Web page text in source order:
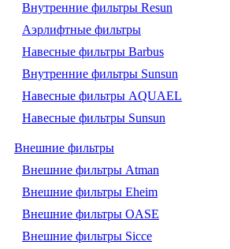
Внутренние фильтры Resun
Аэрлифтные фильтры
Навесные фильтры Barbus
Внутренние фильтры Sunsun
Навесные фильтры AQUAEL
Навесные фильтры Sunsun
Внешние фильтры
Внешние фильтры Atman
Внешние фильтры Eheim
Внешние фильтры OASE
Внешние фильтры Sicce